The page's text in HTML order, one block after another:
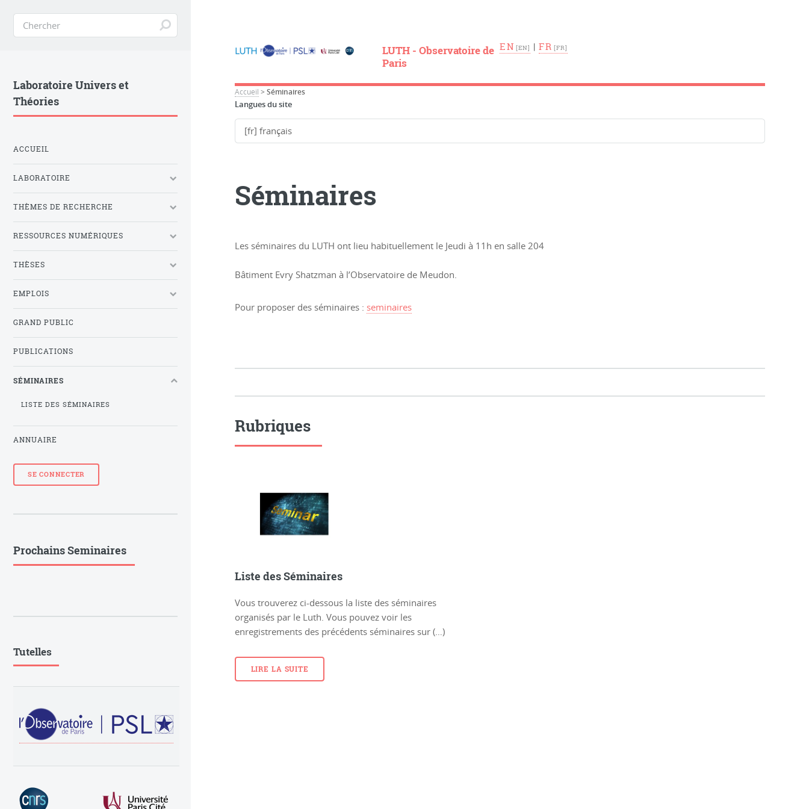
LUTH - Observatoire de
Paris
EN |FR
Accueil >Séminaires
Langues du site
Séminaires
Les séminaires du LUTH ont lieu habituellement le Jeudi à 11h en salle 204
Bâtiment Evry Shatzman à l’Observatoire de Meudon.
Pour proposer des séminaires : seminaires
Rubriques
Liste des Séminaires
Vous trouverez ci-dessous la liste des séminaires
organisés par le Luth. Vous pouvez voir les
enregistrements des précédents séminaires sur (…)
LIRE LA SUITE
Laboratoire Univers et
Théories
ACCUEIL
LABORATOIRE
THÈMES DE RECHERCHE
RESSOURCES NUMÉRIQUES
THÈSES
EMPLOIS
GRAND PUBLIC
PUBLICATIONS
SÉMINAIRES
LISTE DES SÉMINAIRES
ANNUAIRE
SE CONNECTER
Prochains Seminaires
Tutelles